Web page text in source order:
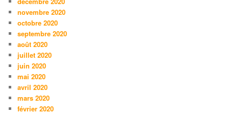
novembre 2020
octobre 2020
septembre 2020
août 2020
juillet 2020
juin 2020
mai 2020
avril 2020
mars 2020
février 2020